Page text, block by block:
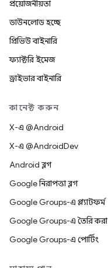
প্রয়োজনীয়তা
ডাউনলোড হচ্ছে
প্রিভিউ বাইনারি
ফ্যাক্টরি ইমেজ
ড্রাইভার বাইনারি
কানেক্ট করুন
X-এ @Android
X-এ @AndroidDev
Android ব্লগ
Google নিরাপত্তা ব্লগ
Google Groups-এ প্ল্যাটফর্ম
Google Groups-এ তৈরি করা
Google Groups-এ পোর্টিং